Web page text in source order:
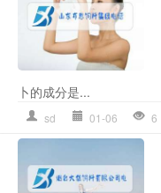
卜的成分是...
sd 01-06 6